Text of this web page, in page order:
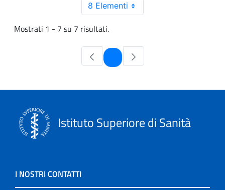
8 Elementi
Mostrati 1 - 7 su 7 risultati.
Pagina
Istituto Superiore di Sanità
I NOSTRI CONTATTI